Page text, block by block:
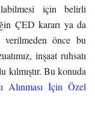
için belirli
ÇED kararı ya da
verilmeden önce bu
inşaat ruhsatı
kılmıştır. Bu konuda
Alınması İçin Özel